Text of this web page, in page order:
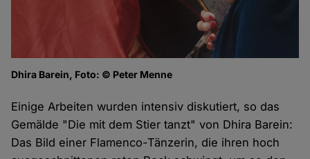
Dhira Barein, Foto: © Peter Menne
Einige Arbeiten wurden intensiv diskutiert, so das
Gemälde "Die mit dem Stier tanzt" von Dhira Barein:
Das Bild einer Flamenco-Tänzerin, die ihren hoch